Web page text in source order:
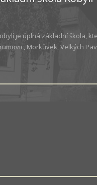
je úplná základní škola,
Morkůvek, Velkých